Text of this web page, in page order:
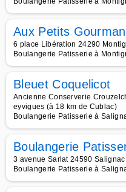
Aux Petits
6 place Libération 24290
Boulangerie Patisserie à
Bleuet Coquelicot
Ancienne Conserverie
eyvigues (à 18 km de Cublac)
Boulangerie Patisserie à
Boulangerie
3 avenue Sarlat 24590
Boulangerie Patisserie à